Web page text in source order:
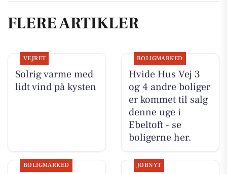
FLERE ARTIKLER
VEJRET
Solrig varme med
lidt vind på kysten
BOLIGMARKED
Hvide Hus Vej 3
og 4 andre boliger
er kommet til salg
denne uge i
Ebeltoft - se
boligerne her.
BOLIGMARKED JOBNYT